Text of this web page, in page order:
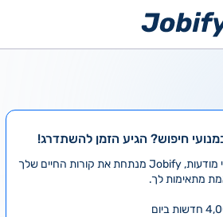
חיפוש? הגיע הזמן להשתדרג!
במקום לעבור לבד על אלפי מודעות, Jobify מנתחת את קורות החיים שלך
מתאימות לך.